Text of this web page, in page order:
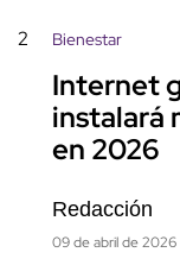
2 Bienestar
Internet
instalará
en 2026
Redacción
09 de abril de 2026